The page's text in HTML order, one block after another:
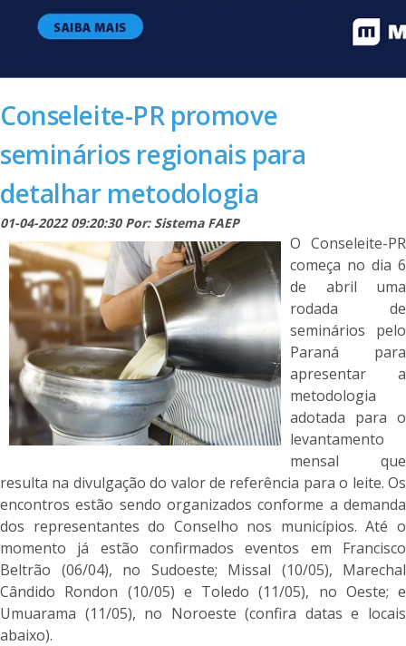
Conseleite-PR promove
seminários regionais para
detalhar metodologia
01-04-2022 09:20:30 Por: Sistema FAEP
O Conseleite-PR
começa no dia 6
de abril uma
rodada de
seminários pelo
Paraná para
apresentar a
metodologia
adotada para o
levantamento
mensal que
resulta na divulgação do valor de referência para o leite. Os
encontros estão sendo organizados conforme a demanda
dos representantes do Conselho nos municípios. Até o
momento já estão confirmados eventos em Francisco
Beltrão (06/04), no Sudoeste; Missal (10/05), Marechal
Cândido Rondon (10/05) e Toledo (11/05), no Oeste; e
Umuarama (11/05), no Noroeste (confira datas e locais
abaixo).